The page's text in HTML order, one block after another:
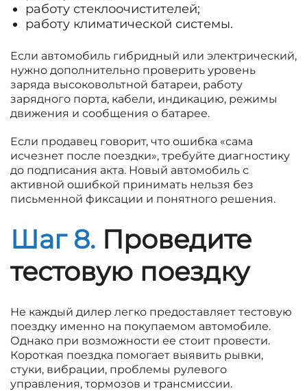
работу стеклоочистителей;
работу климатической системы.
Если автомобиль гибридный или электрический,
нужно дополнительно проверить уровень
заряда высоковольтной батареи, работу
зарядного порта, кабели, индикацию, режимы
движения и сообщения о батарее.
Если продавец говорит, что ошибка «сама
исчезнет после поездки», требуйте диагностику
до подписания акта. Новый автомобиль с
активной ошибкой принимать нельзя без
письменной фиксации и понятного решения.
Шаг 8. Проведите
тестовую поездку
Не каждый дилер легко предоставляет тестовую
поездку именно на покупаемом автомобиле.
Однако при возможности ее стоит провести.
Короткая поездка помогает выявить рывки,
стуки, вибрации, проблемы рулевого
управления, тормозов и трансмиссии.